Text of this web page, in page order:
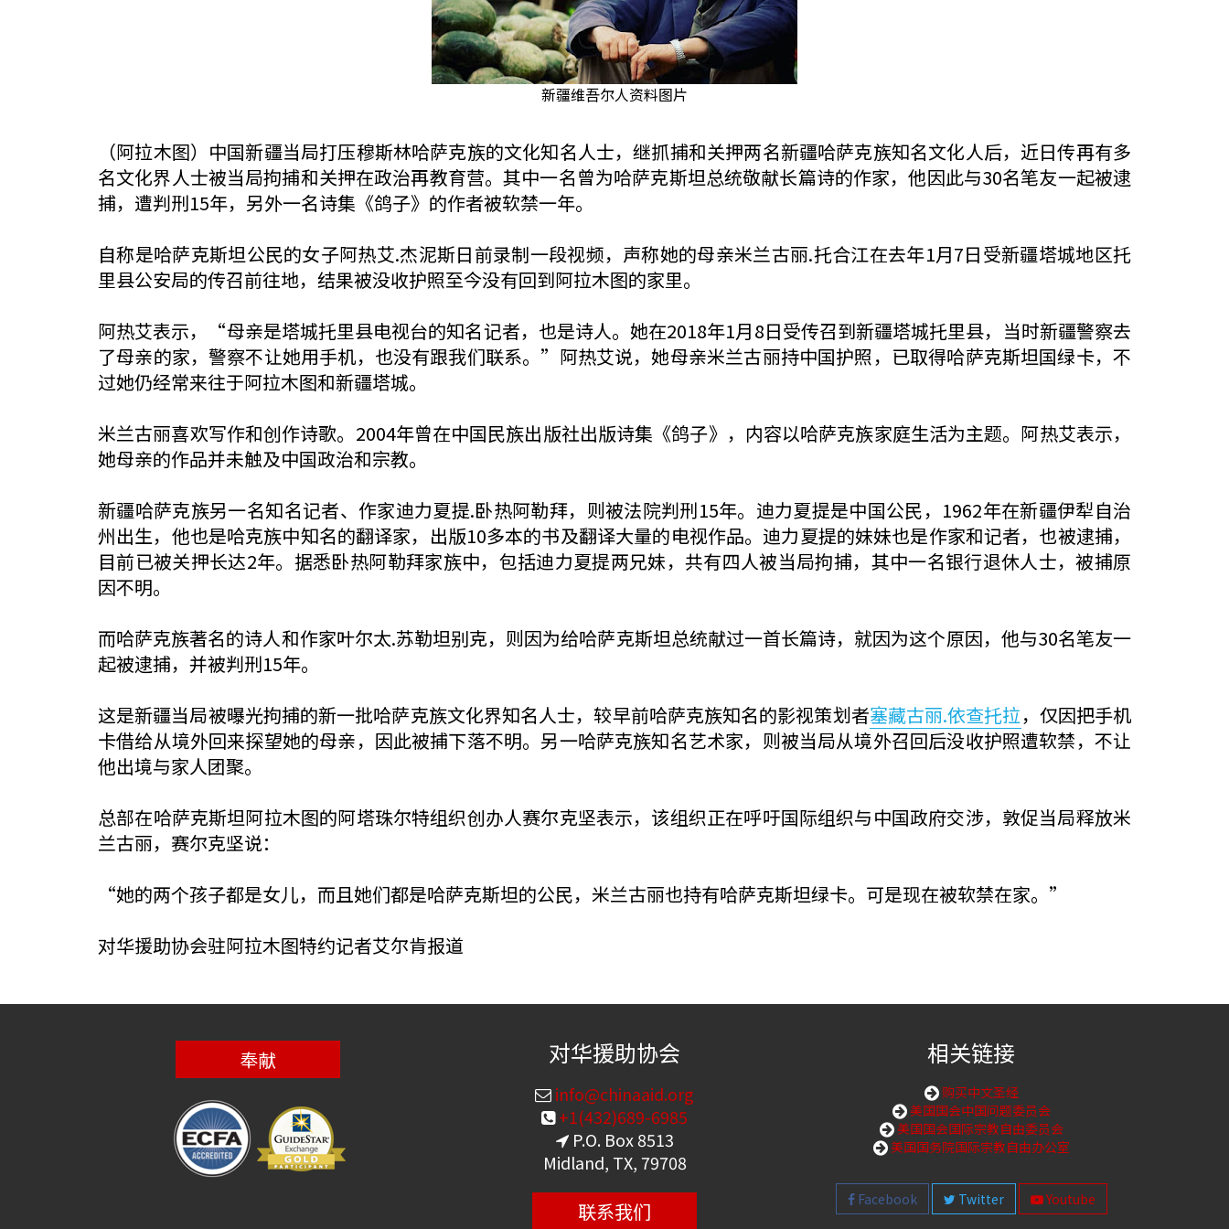
新疆维吾尔人资料图片
（阿拉木图）中国新疆当局打压穆斯林哈萨克族的文化知名人士，继抓捕和关押两名新疆哈萨克族知名文化人后，近日传再有多
名文化界人士被当局拘捕和关押在政治再教育营。其中一名曾为哈萨克斯坦总统敬献长篇诗的作家，他因此与30名笔友一起被逮
捕，遭判刑15年，另外一名诗集《鸽子》的作者被软禁一年。
自称是哈萨克斯坦公民的女子阿热艾.杰泥斯日前录制一段视频，声称她的母亲米兰古丽.托合江在去年1月7日受新疆塔城地区托
里县公安局的传召前往地，结果被没收护照至今没有回到阿拉木图的家里。
阿热艾表示，“母亲是塔城托里县电视台的知名记者，也是诗人。她在2018年1月8日受传召到新疆塔城托里县，当时新疆警察去
了母亲的家，警察不让她用手机，也没有跟我们联系。”阿热艾说，她母亲米兰古丽持中国护照，已取得哈萨克斯坦国绿卡，不
过她仍经常来往于阿拉木图和新疆塔城。
米兰古丽喜欢写作和创作诗歌。2004年曾在中国民族出版社出版诗集《鸽子》，内容以哈萨克族家庭生活为主题。阿热艾表示，
她母亲的作品并未触及中国政治和宗教。
新疆哈萨克族另一名知名记者、作家迪力夏提.卧热阿勒拜，则被法院判刑15年。迪力夏提是中国公民，1962年在新疆伊犁自治
州出生，他也是哈克族中知名的翻译家，出版10多本的书及翻译大量的电视作品。迪力夏提的妹妹也是作家和记者，也被逮捕，
目前已被关押长达2年。据悉卧热阿勒拜家族中，包括迪力夏提两兄妹，共有四人被当局拘捕，其中一名银行退休人士，被捕原
因不明。
而哈萨克族著名的诗人和作家叶尔太.苏勒坦别克，则因为给哈萨克斯坦总统献过一首长篇诗，就因为这个原因，他与30名笔友一
起被逮捕，并被判刑15年。
这是新疆当局被曝光拘捕的新一批哈萨克族文化界知名人士，较早前哈萨克族知名的影视策划者塞藏古丽.依查托拉，仅因把手机
卡借给从境外回来探望她的母亲，因此被捕下落不明。另一哈萨克族知名艺术家，则被当局从境外召回后没收护照遭软禁，不让
他出境与家人团聚。
总部在哈萨克斯坦阿拉木图的阿塔珠尔特组织创办人赛尔克坚表示，该组织正在呼吁国际组织与中国政府交涉，敦促当局释放米
兰古丽，赛尔克坚说：
“她的两个孩子都是女儿，而且她们都是哈萨克斯坦的公民，米兰古丽也持有哈萨克斯坦绿卡。可是现在被软禁在家。”
对华援助协会驻阿拉木图特约记者艾尔肯报道
奉献 对华援助协会
info@chinaaid.org
+1(432)689-6985
P.O. Box 8513
Midland, TX, 79708
联系我们
相关链接
购买中文圣经
美国国会中国问题委员会
美国国会国际宗教自由委员会
美国国务院国际宗教自由办公室
Facebook Twitter Youtube